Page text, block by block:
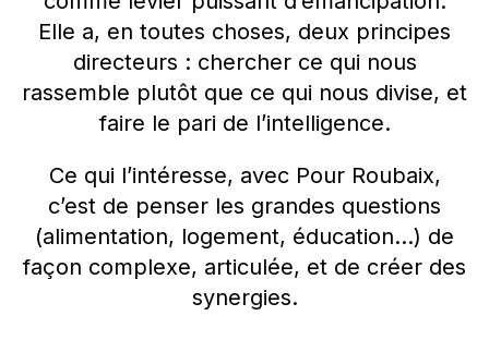
Elle a, en toutes choses, deux principes
directeurs : chercher ce qui nous
rassemble plutôt que ce qui nous divise, et
faire le pari de l’intelligence.
Ce qui l’intéresse, avec Pour Roubaix,
c’est de penser les grandes questions
(alimentation, logement, éducation…) de
façon complexe, articulée, et de créer des
synergies.